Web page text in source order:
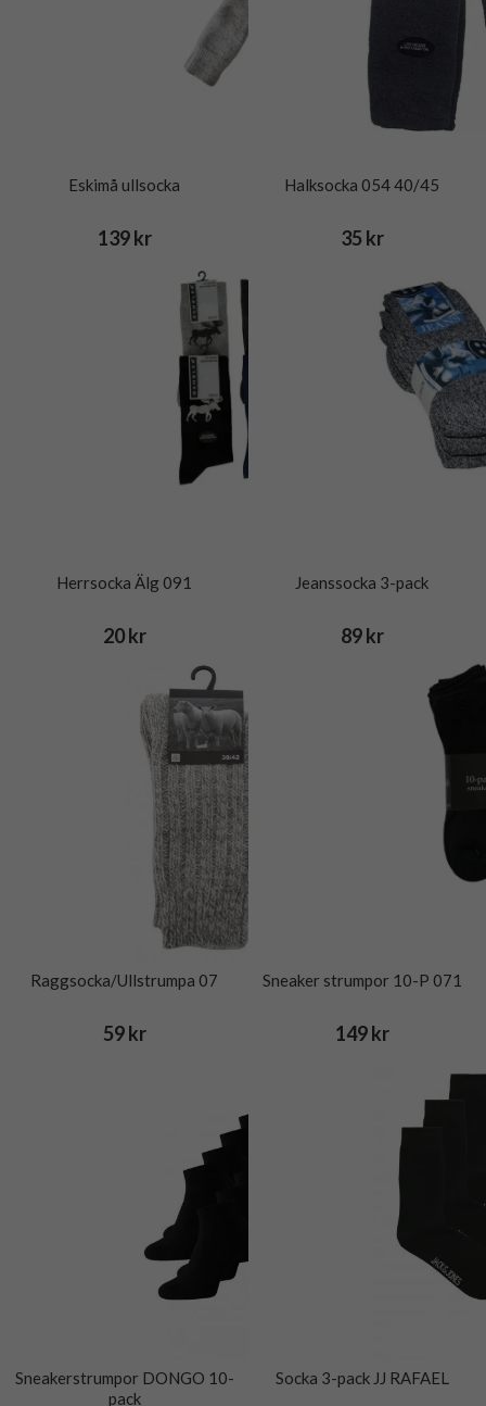
Eskimå ullsocka
139 kr
Halksocka 054 40/45
35 kr
Herrsocka Älg 091
20 kr
Jeanssocka 3-pack
89 kr
Raggsocka/Ullstrumpa 07
59 kr
Sneaker strumpor 10-P 071
149 kr
Sneakerstrumpor DONGO 10-
pack
Socka 3-pack JJ RAFAEL